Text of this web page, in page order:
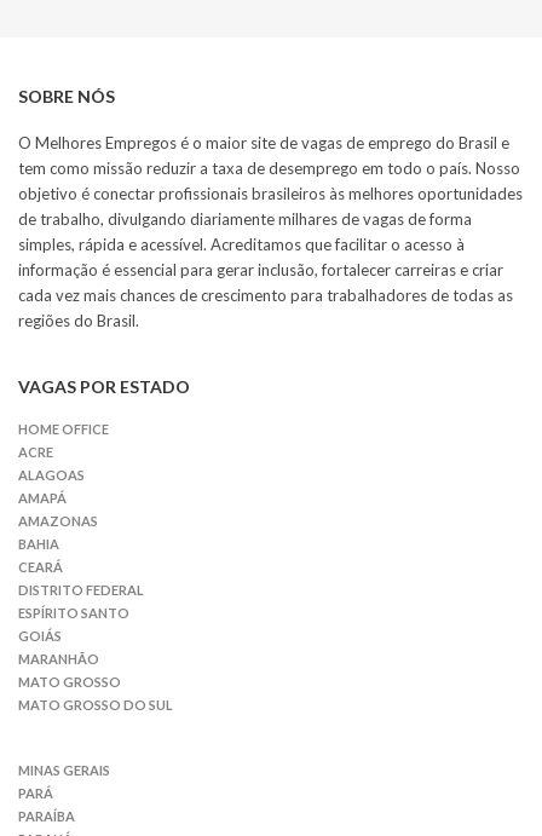
SOBRE NÓS
O Melhores Empregos é o maior site de vagas de emprego do Brasil e
tem como missão reduzir a taxa de desemprego em todo o país. Nosso
objetivo é conectar profissionais brasileiros às melhores oportunidades
de trabalho, divulgando diariamente milhares de vagas de forma
simples, rápida e acessível. Acreditamos que facilitar o acesso à
informação é essencial para gerar inclusão, fortalecer carreiras e criar
cada vez mais chances de crescimento para trabalhadores de todas as
regiões do Brasil.
VAGAS POR ESTADO
HOME OFFICE
ACRE
ALAGOAS
AMAPÁ
AMAZONAS
BAHIA
CEARÁ
DISTRITO FEDERAL
ESPÍRITO SANTO
GOIÁS
MARANHÃO
MATO GROSSO
MATO GROSSO DO SUL
MINAS GERAIS
PARÁ
PARAÍBA